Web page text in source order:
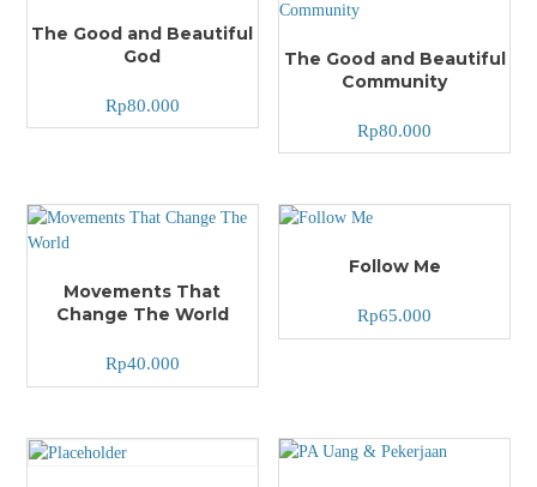
The Good and Beautiful
God
Rp80.000
The Good and Beautiful
Community
Rp80.000
Movements That
Change The World
Rp40.000
Follow Me
Rp65.000